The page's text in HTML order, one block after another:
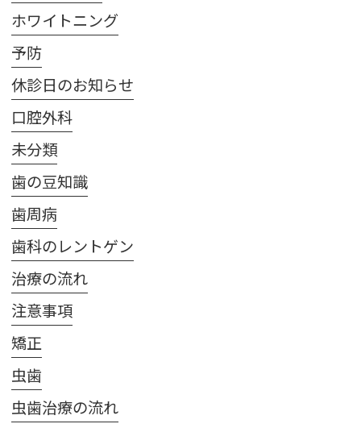
ホワイトニング
予防
休診日のお知らせ
口腔外科
未分類
歯の豆知識
歯周病
歯科のレントゲン
治療の流れ
注意事項
矯正
虫歯
虫歯治療の流れ